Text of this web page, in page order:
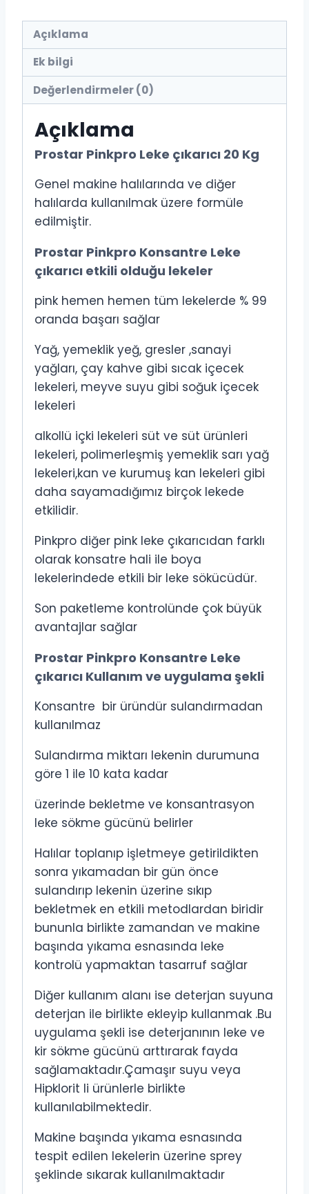
Açıklama
Ek bilgi
Değerlendirmeler (0)
Açıklama
Prostar Pinkpro Leke çıkarıcı 20 Kg
Genel makine halılarında ve diğer
halılarda kullanılmak üzere formüle
edilmiştir.
Prostar Pinkpro Konsantre Leke
çıkarıcı etkili olduğu lekeler
pink hemen hemen tüm lekelerde % 99
oranda başarı sağlar
Yağ, yemeklik yeğ, gresler ,sanayi
yağları, çay kahve gibi sıcak içecek
lekeleri, meyve suyu gibi soğuk içecek
lekeleri
alkollü içki lekeleri süt ve süt ürünleri
lekeleri, polimerleşmiş yemeklik sarı yağ
lekeleri,kan ve kurumuş kan lekeleri gibi
daha sayamadığımız birçok lekede
etkilidir.
Pinkpro diğer pink leke çıkarıcıdan farklı
olarak konsatre hali ile boya
lekelerindede etkili bir leke sökücüdür.
Son paketleme kontrolünde çok büyük
avantajlar sağlar
Prostar Pinkpro Konsantre Leke
çıkarıcı Kullanım ve uygulama şekli
Konsantre bir üründür sulandırmadan
kullanılmaz
Sulandırma miktarı lekenin durumuna
göre 1 ile 10 kata kadar
üzerinde bekletme ve konsantrasyon
leke sökme gücünü belirler
Halılar toplanıp işletmeye getirildikten
sonra yıkamadan bir gün önce
sulandırıp lekenin üzerine sıkıp
bekletmek en etkili metodlardan biridir
bununla birlikte zamandan ve makine
başında yıkama esnasında leke
kontrolü yapmaktan tasarruf sağlar
Diğer kullanım alanı ise deterjan suyuna
deterjan ile birlikte ekleyip kullanmak .Bu
uygulama şekli ise deterjanının leke ve
kir sökme gücünü arttırarak fayda
sağlamaktadır.Çamaşır suyu veya
Hipklorit li ürünlerle birlikte
kullanılabilmektedir.
Makine başında yıkama esnasında
tespit edilen lekelerin üzerine sprey
şeklinde sıkarak kullanılmaktadır